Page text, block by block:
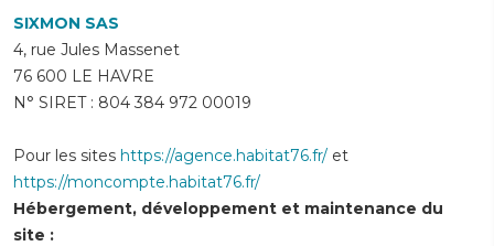
SIXMON SAS
4, rue Jules Massenet
76 600 LE HAVRE
N° SIRET : 804 384 972 00019
Pour les sites https://agence.habitat76.fr/ et
https://moncompte.habitat76.fr/
Hébergement, développement et maintenance du
site :